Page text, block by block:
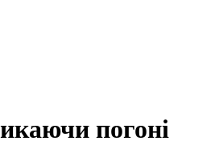
погоні